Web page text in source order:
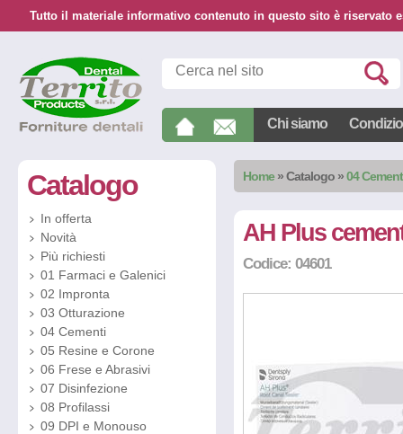
Tutto il materiale informativo contenuto in questo sito è riservato
Chi siamo
Home »Catalogo »04
Catalogo
In offerta
Novità
Più richiesti
01 Farmaci e Galenici
02 Impronta
03 Otturazione
04 Cementi
05 Resine e Corone
06 Frese e Abrasivi
07 Disinfezione
08 Profilassi
09 DPI e Monouso
AH Plus
Codice: 04601